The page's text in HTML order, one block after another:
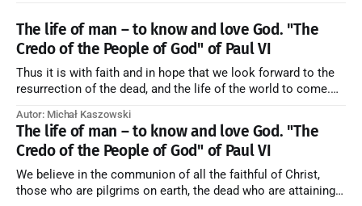
The life of man – to know and love God. "The
Credo of the People of God" of Paul VI
Thus it is with faith and in hope that we look forward to the
resurrection of the dead, and the life of the world to come.
artykuł w starym serwisie →
Autor: Michał Kaszowski
The life of man – to know and love God. "The
Credo of the People of God" of Paul VI
We believe in the communion of all the faithful of Christ,
those who are pilgrims on earth, the dead who are attaining